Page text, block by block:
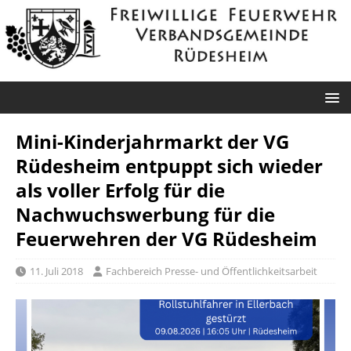
Mini-Kinderjahrmarkt der VG
Rüdesheim entpuppt sich wieder
als voller Erfolg für die
Nachwuchswerbung für die
Feuerwehren der VG Rüdesheim
11. Juli 2018 Fachbereich Presse- und Öffentlichkeitsarbeit
B41: Verkehrsunfall
Traisen: Rauchsäule im Gelände